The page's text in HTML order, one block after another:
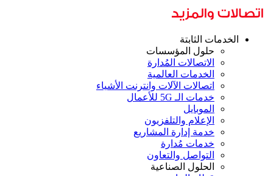
الخدمات الثابتة
حلول المؤسسات
الاتصالات المُدارة
الخدمات العالمية
اتصالات الآلات وانترنت الأشياء
خدمات الـ 5G للأعمال
الموبايل
الإعلام والتلفزيون
خدمة إدارة المشاريع
خدمات مُدارة
التواصل والتعاون
الحلول الصناعية